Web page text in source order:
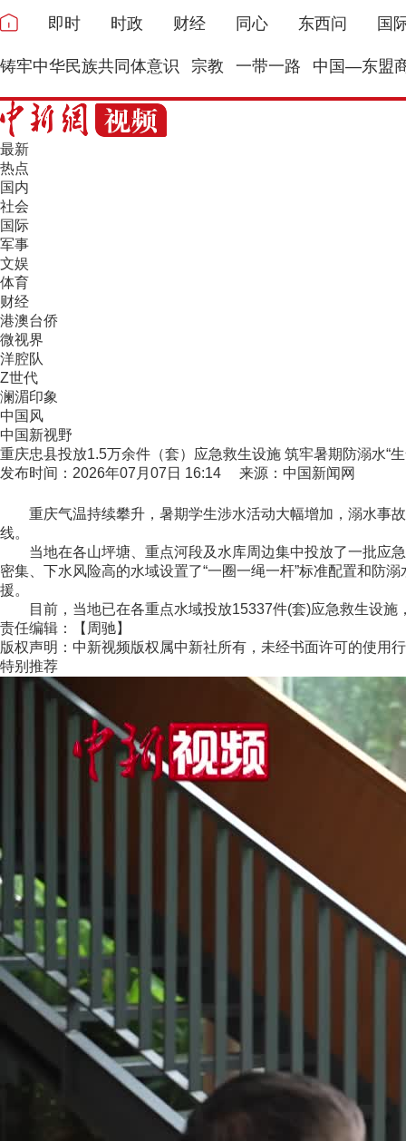
即时 时政 财经 同心 东西问 国
铸牢中华民族共同体意识 宗教 一带一路 中国—东盟
最新
热点
国内
社会
国际
军事
文娱
体育
财经
港澳台侨
微视界
洋腔队
Z世代
澜湄印象
中国风
中国新视野
重庆忠县投放1.5万余件（套）应急救生设施 筑牢暑期防溺水“生
发布时间：2026年07月07日 16:14 来源：中国新闻网
重庆气温持续攀升，暑期学生涉水活动大幅增加，溺水事故
线。
当地在各山坪塘、重点河段及水库周边集中投放了一批应急
密集、下水风险高的水域设置了“一圈一绳一杆”标准配置和防
援。
目前，当地已在各重点水域投放15337件(套)应急救生设施
责任编辑：【周驰】
版权声明：中新视频版权属中新社所有，未经书面许可的使用
特别推荐